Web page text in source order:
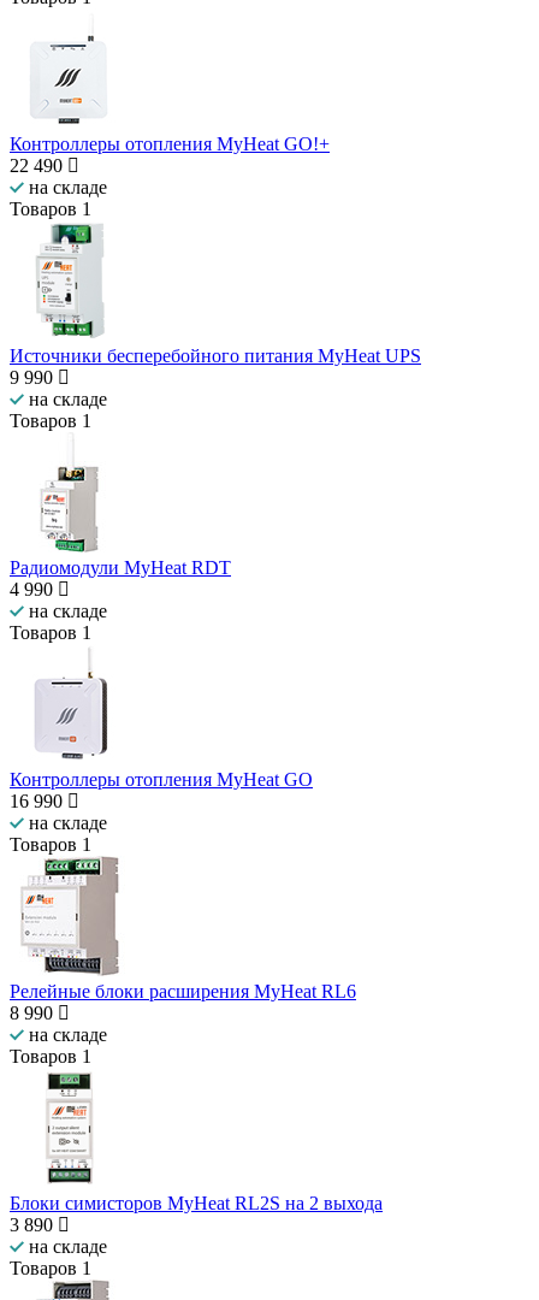
Контроллеры отопления MyHeat GO!+
22 490
на складе
Товаров 1
Источники бесперебойного питания MyHeat UPS
9 990
на складе
Товаров 1
Радиомодули MyHeat RDT
4 990
на складе
Товаров 1
Контроллеры отопления MyHeat GO
16 990
на складе
Товаров 1
Релейные блоки расширения MyHeat RL6
8 990
на складе
Товаров 1
Блоки симисторов MyHeat RL2S на 2 выхода
3 890
на складе
Товаров 1